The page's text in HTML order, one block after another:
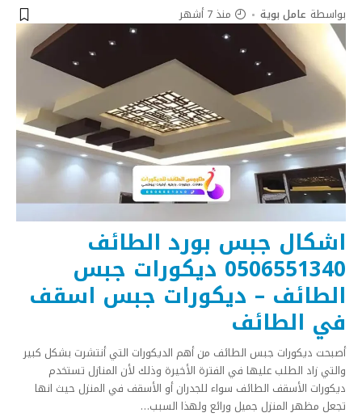
بواسطة عامل بوية منذ 7 أشهر
اشكال جبس بورد الطائف
0506551340 ديكورات جبس
الطائف – ديكورات جبس اسقف
في الطائف
أصبحت ديكورات جبس الطائف من أهم الديكورات التي أنتشرت بشكل كبير
والتي زاد الطلب عليها في الفترة الأخيرة وذلك لأن المنازل تستخدم
ديكورات الأسقف الطائف سواء للجدران أو الأسقف في المنزل حيث انها
تجعل مظهر المنزل جميل ورائع ولهذا السبب…